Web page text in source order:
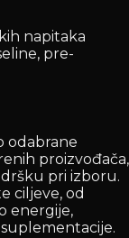
napitaka
pre-
odabrane
proizvođača,
pri izboru.
ciljeve, od
energije,